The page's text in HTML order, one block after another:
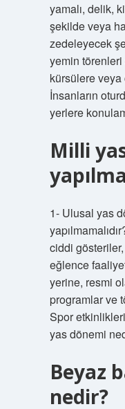
yamalı, delik,
şekilde veya
zedeleyecek
yemin törenleri
kürsülere
İnsanların
yerlere
Milli
1- Ulusal yas
ciddi
eğlence
yerine, resmi
programlar ve
Spor
yas dönemi
Beyaz
nedir?